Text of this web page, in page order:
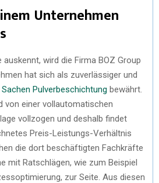
Unternehmen
wird die Firma BOZ Group
hat sich als zuverlässiger und
Pulverbeschichtung bewährt.
von einer vollautomatischen
vollzogen und deshalb findet
Preis-Leistungs-Verhältnis
die dort beschäftigten Fachkräfte
mit Ratschlägen, wie zum Beispiel
zur Seite. Aus diesen